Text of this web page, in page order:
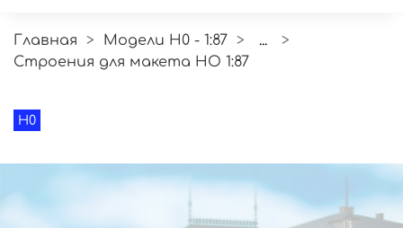
Главная Модели H0 - 1:87
...
Строения для макета HO 1:87
H0